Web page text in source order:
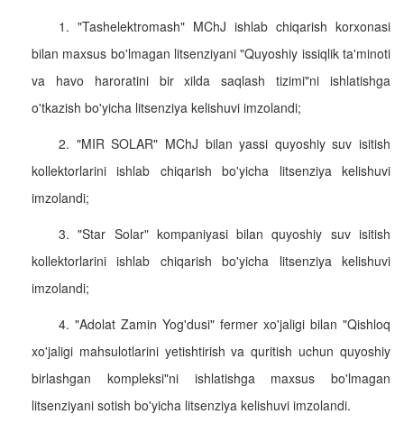
1. "Tashelektromash" MChJ ishlab chiqarish korxonasi
bilan maxsus bo'lmagan litsenziyani "Quyoshiy issiqlik ta'minoti
va havo haroratini bir xilda saqlash tizimi"ni ishlatishga
o'tkazish bo'yicha litsenziya kelishuvi imzolandi;
2. "MIR SOLAR" MChJ bilan yassi quyoshiy suv isitish
kollektorlarini ishlab chiqarish bo'yicha litsenziya kelishuvi
imzolandi;
3. "Star Solar" kompaniyasi bilan quyoshiy suv isitish
kollektorlarini ishlab chiqarish bo'yicha litsenziya kelishuvi
imzolandi;
4. "Adolat Zamin Yog'dusi" fermer xo'jaligi bilan "Qishloq
xo'jaligi mahsulotlarini yetishtirish va quritish uchun quyoshiy
birlashgan kompleksi"ni ishlatishga maxsus bo'lmagan
litsenziyani sotish bo'yicha litsenziya kelishuvi imzolandi.